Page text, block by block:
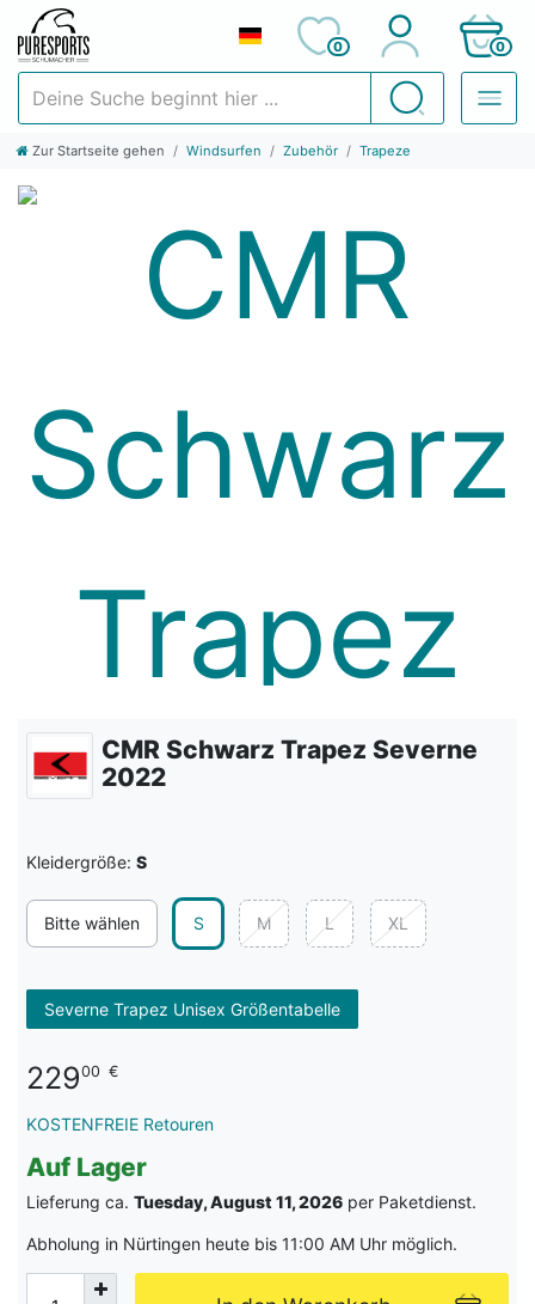
Suchen
0 0
Zur Startseite gehen Windsurfen Zubehör Trapeze
CMR Schwarz Trapez Severne
2022
Kleidergröße: S
Bitte wählen S M L XL
Severne Trapez Unisex Größentabelle
22900 €
KOSTENFREIE Retouren
Auf Lager
Lieferung ca. Tuesday, August 11, 2026 per Paketdienst.
Abholung in Nürtingen heute bis 11:00 AM Uhr möglich.